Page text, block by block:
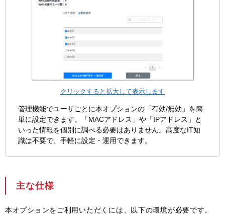
クリックすると拡大して表示します
管理機能でユーザごとに本オプションの「有効/無効」を簡
単に設定できます。「MACアドレス」や「IPアドレス」と
いった情報を個別に調べる必要はありません。高度なIT知
識は不要で、手軽に設定・運用できます。
主な仕様
本オプションをご利用いただくには、以下の環境が必要です。